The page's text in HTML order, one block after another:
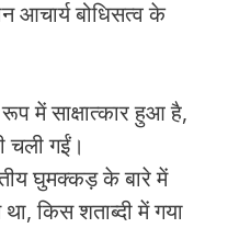
आचार्य बोधिसत्‍व के
में साक्षात्‍कार हुआ है,
चली गईं।
घुमक्कड़ के बारे में
किस शताब्‍दी में गया